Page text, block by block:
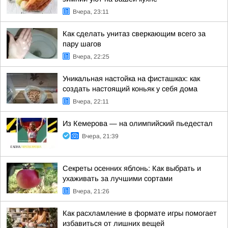
Вчера, 23:11
Как сделать унитаз сверкающим всего за
пару шагов
Вчера, 22:25
Уникальная настойка на фисташках: как
создать настоящий коньяк у себя дома
Вчера, 22:11
Из Кемерова — на олимпийский пьедестал
Вчера, 21:39
Секреты осенних яблонь: Как выбрать и
ухаживать за лучшими сортами
Вчера, 21:26
Как расхламление в формате игры помогает
избавиться от лишних вещей